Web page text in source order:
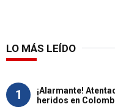
LO MÁS LEÍDO
1
¡Alarmante!
heridos en